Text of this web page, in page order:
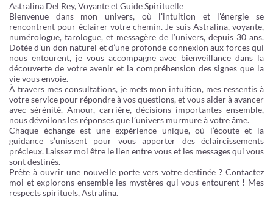
Astralina Del Rey, Voyante et Guide Spirituelle
Bienvenue dans mon univers, où l'intuition et l'énergie se
rencontrent pour éclairer votre chemin. Je suis Astralina, voyante,
numérologue, tarologue, et messagère de l’univers, depuis 30 ans.
Dotée d’un don naturel et d’une profonde connexion aux forces qui
nous entourent, je vous accompagne avec bienveillance dans la
découverte de votre avenir et la compréhension des signes que la
vie vous envoie.
À travers mes consultations, je mets mon intuition, mes ressentis à
votre service pour répondre à vos questions, et vous aider à avancer
avec sérénité. Amour, carrière, décisions importantes ensemble,
nous dévoilons les réponses que l’univers murmure à votre âme.
Chaque échange est une expérience unique, où l’écoute et la
guidance s’unissent pour vous apporter des éclaircissements
précieux. Laissez moi être le lien entre vous et les messages qui vous
sont destinés.
Prête à ouvrir une nouvelle porte vers votre destinée ? Contactez
moi et explorons ensemble les mystères qui vous entourent ! Mes
respects spirituels, Astralina.